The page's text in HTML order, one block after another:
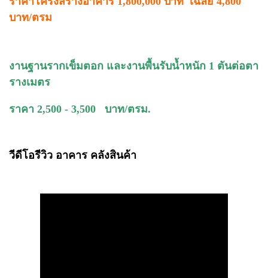
บาท/ตรม
งานฐานรากเข็มตอก และงานพื้นรับน้ำหนัก 1 ตันต่อตา
รางเมตร
ราคา 2,500 - 3,500 บาท/ตรม.
วีดีโอรีวิว อาคาร คลังสินค้า